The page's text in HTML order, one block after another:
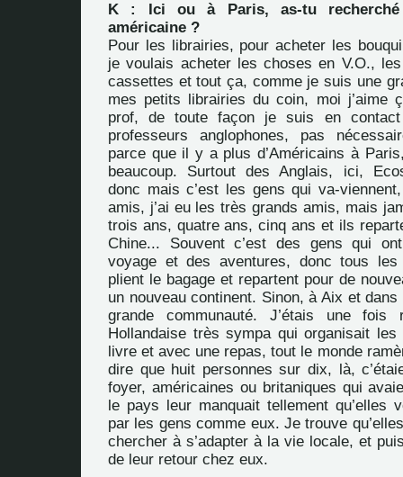
K : Ici ou à Paris, as-tu recherché
américaine ?
Pour les librairies, pour acheter les
je voulais acheter les choses en V.O.,
cassettes et tout ça, comme je suis une
mes petits librairies du coin, moi j’aime
prof, de toute façon je suis en
professeurs anglophones, pas
parce que il y a plus d’Américains à
beaucoup. Surtout des Anglais, ici,
donc mais c’est les gens qui va-
amis, j’ai eu les très grands amis, mais
trois ans, quatre ans, cinq ans et ils
Chine... Souvent c’est des gens qui
voyage et des aventures, donc tous
plient le bagage et repartent pour de
un nouveau continent. Sinon, à Aix et
grande communauté. J’étais une fois
Hollandaise très sympa qui organisait les
livre et avec une repas, tout le monde
dire que huit personnes sur dix, là,
foyer, américaines ou britaniques qui
le pays leur manquait tellement qu’elles
par les gens comme eux. Je trouve
chercher à s’adapter à la vie locale, et
de leur retour chez eux.